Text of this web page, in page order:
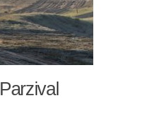
Parzival